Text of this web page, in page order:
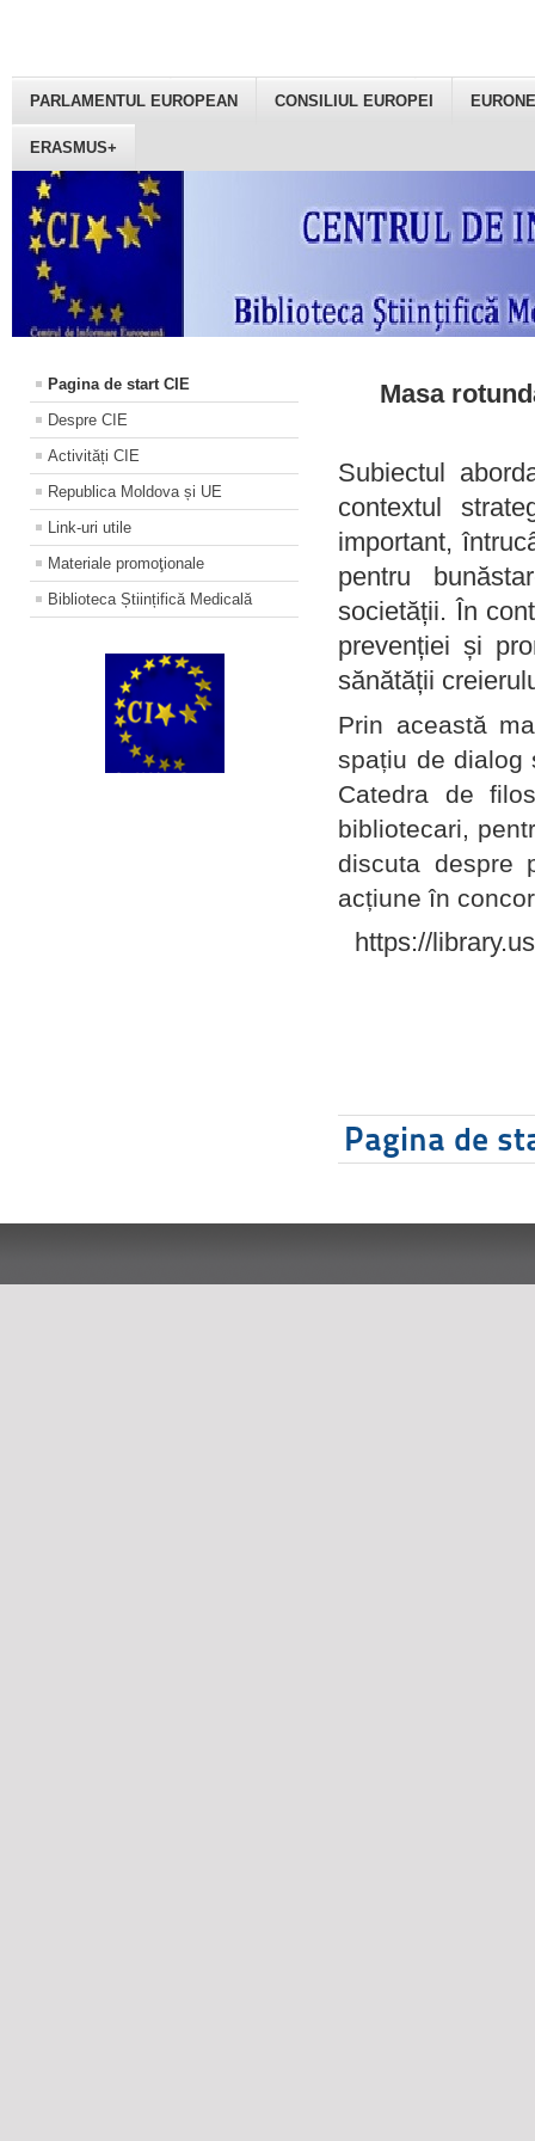
PARLAMENTUL EUROPEAN CONSILIUL EUROPEI
ERASMUS+
Pagina de start CIE
Despre CIE
Activități CIE
Republica Moldova și UE
Link-uri utile
Materiale promoţionale
Biblioteca Științifică Medicală
Masa
Subiectul
contextul
important,
pentru
societății. În
prevenției și
sănătății
Prin această
spațiu de dialog
Catedra de
bibliotecari,
discuta despre
acțiune în
https://
Pagina de